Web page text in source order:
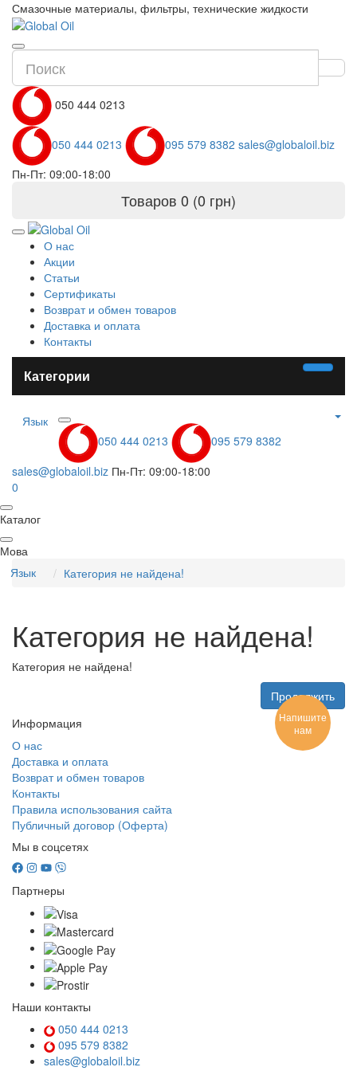
Смазочные материалы, фильтры, технические жидкости
050 444 0213
050 444 0213 095 579 8382 sales@globaloil.biz
Пн-Пт: 09:00-18:00
Товаров 0 (0 грн)
О нас
Акции
Статьи
Сертификаты
Возврат и обмен товаров
Доставка и оплата
Контакты
Категории
Язык
050 444 0213
095 579 8382
sales@globaloil.biz Пн-Пт: 09:00-18:00
0
Каталог
Мова
Язык
Категория не найдена!
Категория не найдена!
Категория не найдена!
Продолжить
Информация
О нас
Доставка и оплата
Возврат и обмен товаров
Контакты
Правила использования сайта
Публичный договор (Оферта)
Мы в соцсетях
Партнеры
Наши контакты
050 444 0213
095 579 8382
sales@globaloil.biz
Напишите
нам